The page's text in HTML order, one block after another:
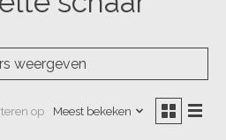
weergeven
op Meest bekeken